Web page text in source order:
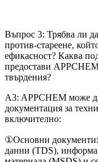
Въпрос 3: Трябва ли
против-стареене,
ефикасност? Каква
предостави
твърдения?
A3: APPCHEM може
документация за
включително:
①Основни документи:
данни (TDS),